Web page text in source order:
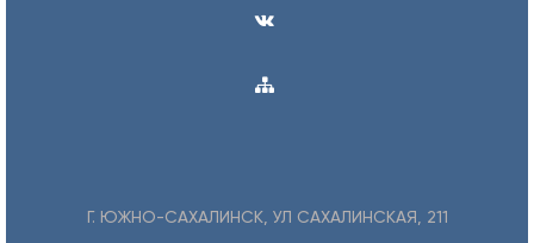
Г. ЮЖНО-САХАЛИНСК, УЛ САХАЛИНСКАЯ, 211